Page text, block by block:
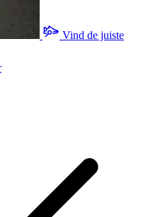
Vind de juiste